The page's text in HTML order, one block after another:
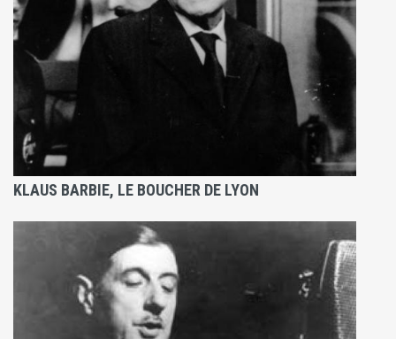
KLAUS BARBIE, LE BOUCHER DE LYON